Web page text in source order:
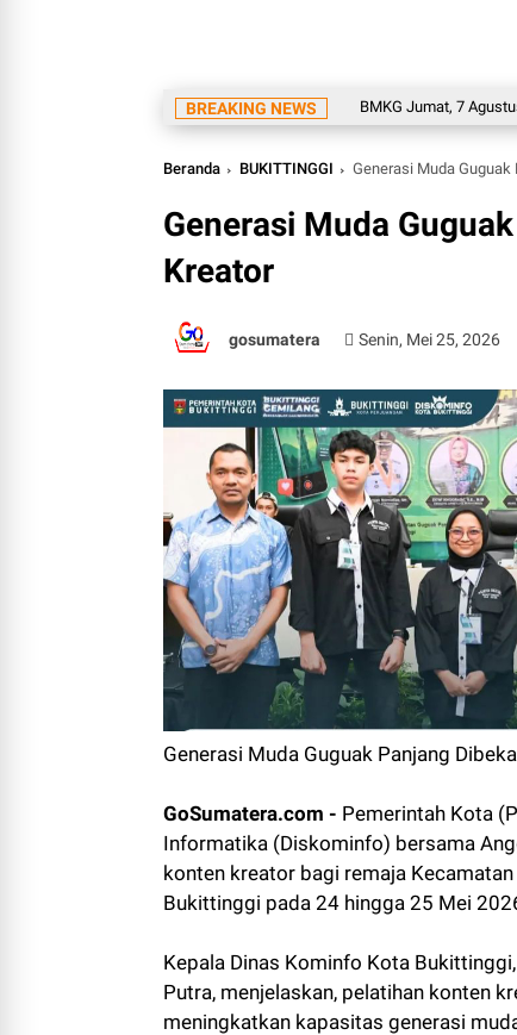
BREAKING NEWS
Inilah Prakiraan Cuaca BMKG Jumat, 7 Agustus
Beranda BUKITTINGGI Generasi Muda
Generasi Muda
Kreator
gosumatera Senin, Mei 25, 2026
Generasi Muda Guguak Panjang
GoSumatera.com - Pemerintah Kota
Informatika (Diskominfo) bersama
konten kreator bagi remaja
Bukittinggi pada 24 hingga 25 Mei
Kepala Dinas Kominfo Kota
Putra, menjelaskan, pelatihan konten
meningkatkan kapasitas generasi